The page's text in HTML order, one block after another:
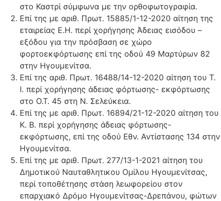
στο Καστρί σύμφωνα με την ορθοφωτογραφία.
Επί της με αριθ. Πρωτ. 15885/1-12-2020 αίτηση της
εταιρείας Ε.Η. περί χορήγησης Άδειας εισόδου –
εξόδου για την πρόσβαση σε χώρο
φορτοεκφόρτωσης επί της οδού 49 Μαρτύρων 82
στην Ηγουμενίτσα.
Επί της αριθ. Πρωτ. 16488/14-12-2020 αίτηση του Τ.
Ι. περί χορήγησης άδειας φόρτωσης- εκφόρτωσης
στο Ο.Τ. 45 στη Ν. Σελεύκεια.
Επί της με αριθ. Πρωτ. 16894/21-12-2020 αίτηση του
Κ. Β. περί χορήγησης άδειας φόρτωσης-
εκφόρτωσης, επί της οδού Εθν. Αντίστασης 134 στην
Ηγουμενίτσα.
Επί της με αριθ. Πρωτ. 277/13-1-2021 αίτηση του
Δημοτικού Ναυταθλητικου Ομίλου Ηγουμενίτσας,
περί τοποθέτησης στάση λεωφορείου στον
επαρχιακό Δρόμο Ηγουμενίτσας-Δρεπάνου, φώτων